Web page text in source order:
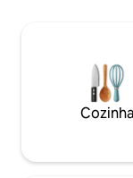
Cozinha